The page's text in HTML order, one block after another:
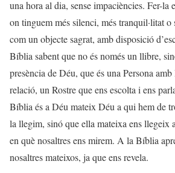
una hora al dia, sense impaciències. Fer-la
on tinguem més silenci, més tranquil·litat
com un objecte sagrat, amb disposició
Bíblia sabent que no és només un llibre,
presència de Déu, que és una Persona
relació, un Rostre que ens escolta i ens
Bíblia és a Déu mateix Déu a qui hem de
la llegim, sinó que ella mateixa ens llegeix
en què nosaltres ens mirem. A la Bíblia
nosaltres mateixos, ja que ens revela.